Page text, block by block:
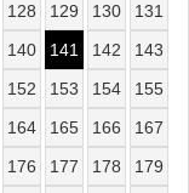
128 129 130
131
140 141 142
143
152 153 154
155
164 165 166
167
176 177 178
179